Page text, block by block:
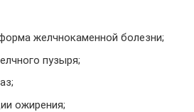
желчнокаменной болезни;
пузыря;
ожирения;